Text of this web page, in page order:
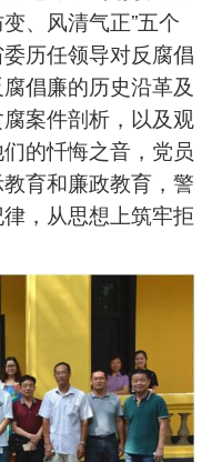
、风清气正”五个
历任领导对反腐倡
倡廉的历史沿革及
案件剖析，以及观
的忏悔之音，党员
育和廉政教育，警
，从思想上筑牢拒